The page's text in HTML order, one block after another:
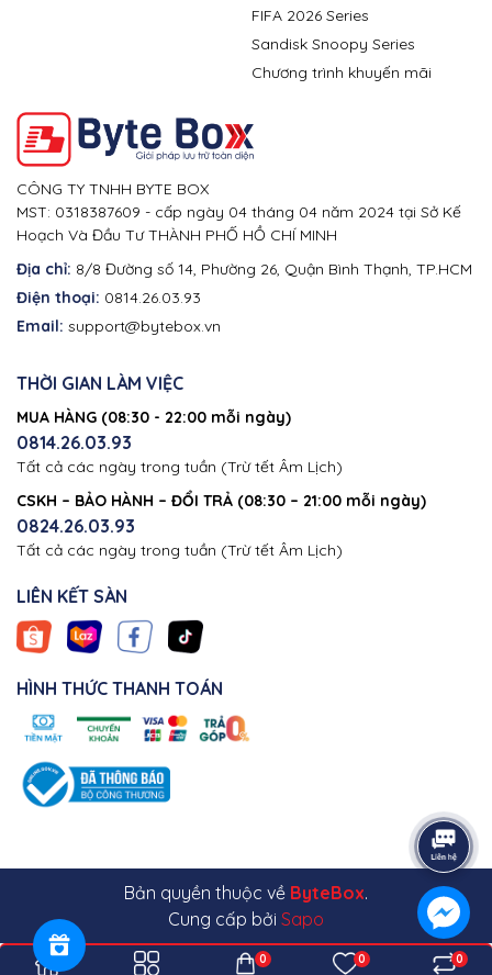
FIFA 2026 Series
Sandisk Snoopy Series
Chương trình khuyến mãi
CÔNG TY TNHH BYTE BOX
MST: 0318387609 - cấp ngày 04 tháng 04 năm 2024 tại Sở Kế
Hoạch Và Đầu Tư THÀNH PHỐ HỒ CHÍ MINH
Địa chỉ: 8/8 Đường số 14, Phường 26, Quận Bình Thạnh, TP.HCM
Điện thoại: 0814.26.03.93
Email: support@bytebox.vn
THỜI GIAN LÀM VIỆC
MUA HÀNG (08:30 - 22:00 mỗi ngày)
0814.26.03.93
Tất cả các ngày trong tuần (Trừ tết Âm Lịch)
CSKH – BẢO HÀNH – ĐỔI TRẢ (08:30 – 21:00 mỗi ngày)
0824.26.03.93
Tất cả các ngày trong tuần (Trừ tết Âm Lịch)
LIÊN KẾT SÀN
HÌNH THỨC THANH TOÁN
Bản quyền thuộc về ByteBox.
Cung cấp bởi Sapo
0 0 0